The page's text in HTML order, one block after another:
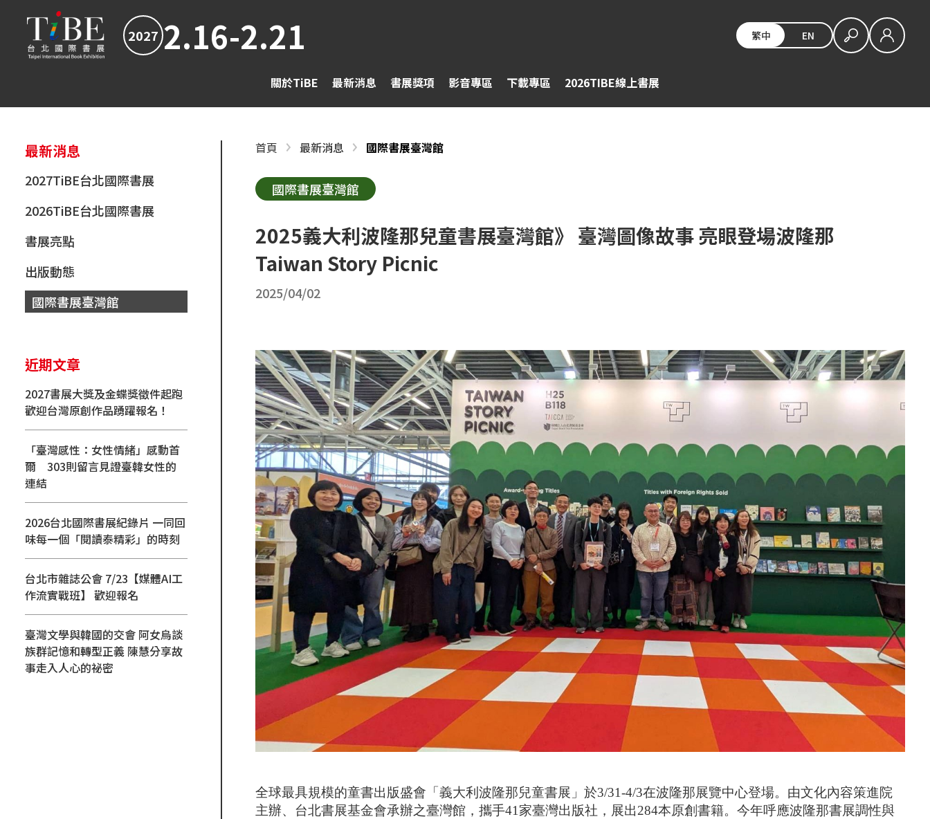
2027 2.16-2.21 繁中 EN
關於TiBE 最新消息 書展獎項 影音專區 下載專區 2026TIBE線上書展
最新消息
2027TiBE台北國際書展
2026TiBE台北國際書展
書展亮點
出版動態
國際書展臺灣館
近期文章
2027書展大獎及金蝶獎徵件起跑
歡迎台灣原創作品踴躍報名！
「臺灣感性：女性情緒」感動首
爾 303則留言見證臺韓女性的
連結
2026台北國際書展紀錄片 一同回
味每一個「閱讀泰精彩」的時刻
台北市雜誌公會 7/23【媒體AI工
作流實戰班】 歡迎報名
臺灣文學與韓國的交會 阿女烏談
族群記憶和轉型正義 陳慧分享故
事走入人心的祕密
首頁 最新消息 國際書展臺灣館
國際書展臺灣館
2025義大利波隆那兒童書展臺灣館》 臺灣圖像故事 亮眼登場波隆那
Taiwan Story Picnic
2025/04/02
全球最具規模的童書出版盛會「義大利波隆那兒童書展」於3/31-4/3在波隆那展覽中心登場。由文化內容策進院
主辦、台北書展基金會承辦之臺灣館，攜手41家臺灣出版社，展出284本原創書籍。今年呼應波隆那書展調性與